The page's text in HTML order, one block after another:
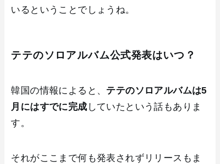
いるということでしょうね。
テテのソロアルバム公式発表はいつ？
韓国の情報によると、 テテのソロアルバムは5
月にはすでに完成 していたという話もありま
す。
それがここまで何も発表されずリリースもま